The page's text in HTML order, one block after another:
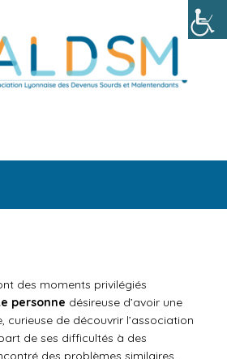
des moments privilégiés
personne désireuse d’avoir une
curieuse de découvrir l’association
de ses difficultés à des
des problèmes similaires.